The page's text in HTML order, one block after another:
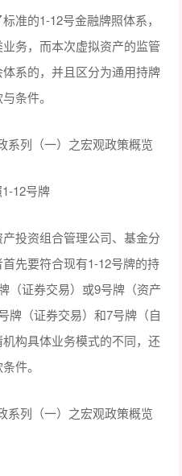
准的1-12号金融牌照体系，
务，而本次虚拟资产的监管
系的，并且区分为通用持牌
条件。
12号牌
投资组合管理公司、基金分
先要符合现有1-12号牌的持
（证券交易）或9号牌（资产
牌（证券交易）和7号牌（自
构具体业务模式的不同，还
件。